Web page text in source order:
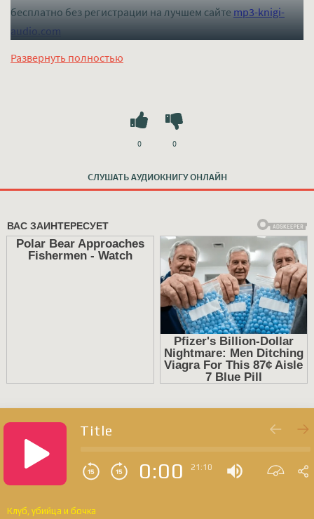
бесплатно без регистрации на лучшем сайте mp3-knigi-
audio.com
Развернуть полностью
СЛУШАТЬ АУДИОКНИГУ ОНЛАЙН
0 0
Title
0:00 21:10
Клуб, убийца и бочка